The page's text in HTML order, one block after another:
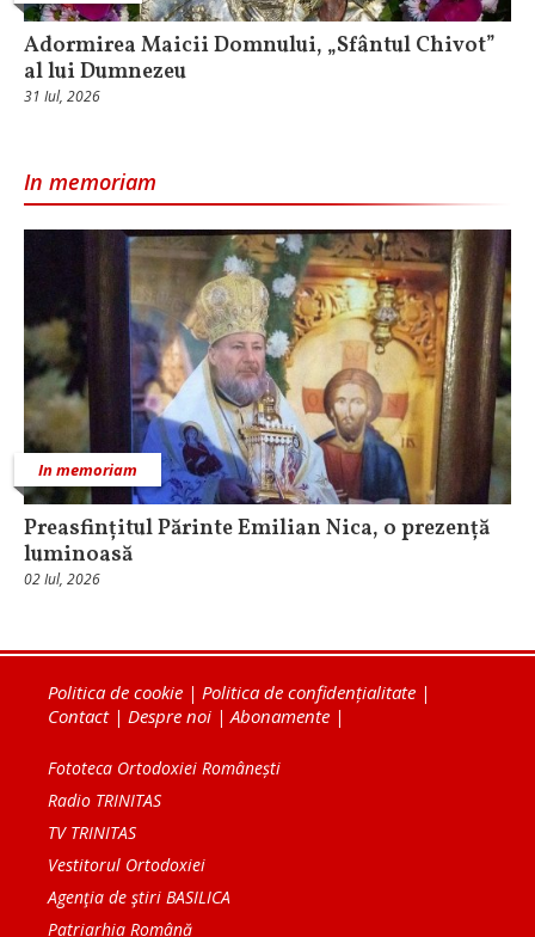
Adormirea Maicii Domnului, „Sfântul Chivot”
al lui Dumnezeu
31 Iul, 2026
In memoriam
In memoriam
Preasfințitul Părinte Emilian Nica, o prezență
luminoasă
02 Iul, 2026
Politica de cookie | Politica de confidențialitate |
Contact| Despre noi | Abonamente |
Fototeca Ortodoxiei Românești
Radio TRINITAS
TV TRINITAS
Vestitorul Ortodoxiei
Agenţia de ştiri BASILICA
Patriarhia Română